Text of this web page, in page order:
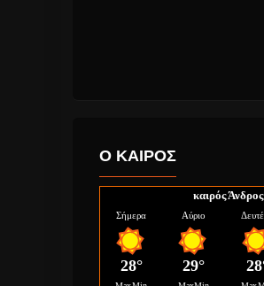
Ο ΚΑΙΡΟΣ
καιρός Άνδρος